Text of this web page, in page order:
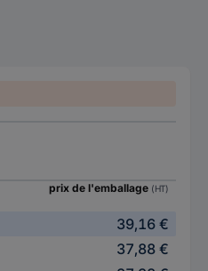
prix de l'emballage (HT)
39,16 €
37,88 €